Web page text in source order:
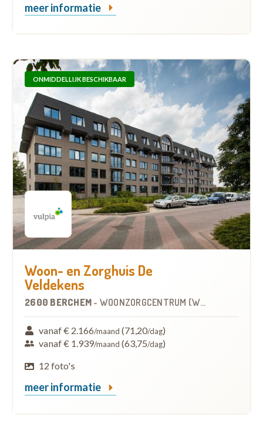
meer informatie
ONMIDDELLIJK BESCHIKBAAR
Woon- en Zorghuis De
Veldekens
2600 BERCHEM - WOONZORGCENTRUM (WZC)
vanaf € 2.166/maand (71,20/dag)
vanaf € 1.939/maand (63,75/dag)
12 foto's
meer informatie